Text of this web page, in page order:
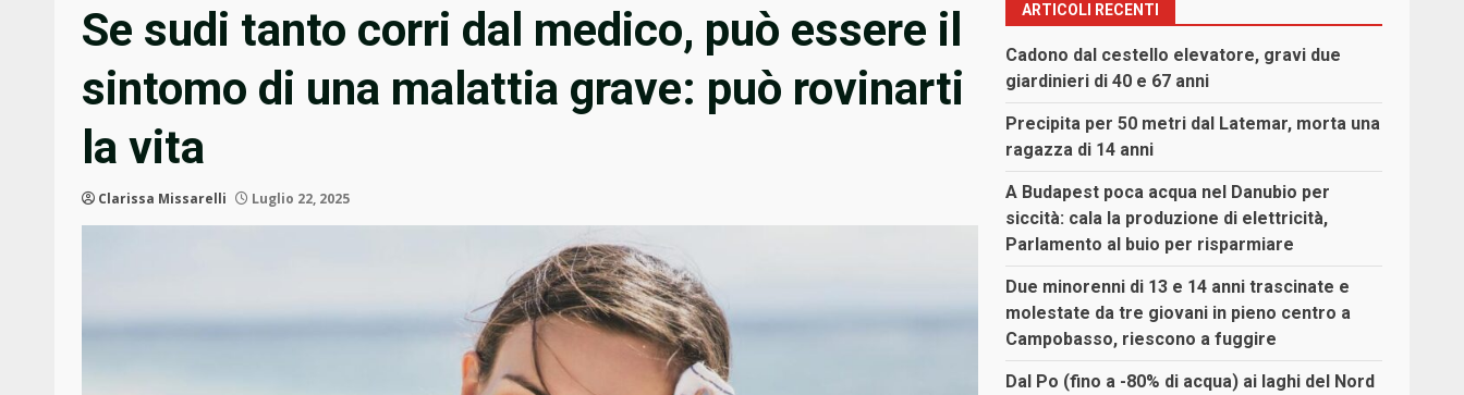
Se sudi tanto corri dal medico, può essere il
sintomo di una malattia grave: può rovinarti
la vita
Clarissa Missarelli Luglio 22, 2025
ARTICOLI RECENTI
Cadono dal cestello elevatore, gravi due
giardinieri di 40 e 67 anni
Precipita per 50 metri dal Latemar, morta una
ragazza di 14 anni
A Budapest poca acqua nel Danubio per
siccità: cala la produzione di elettricità,
Parlamento al buio per risparmiare
Due minorenni di 13 e 14 anni trascinate e
molestate da tre giovani in pieno centro a
Campobasso, riescono a fuggire
Dal Po (fino a -80% di acqua) ai laghi del Nord